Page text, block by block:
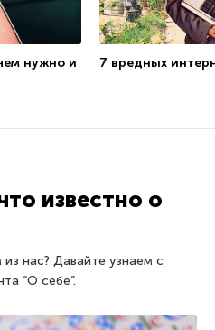
нужно и
7 вредных
известно о
нас? Давайте узнаем с
“О себе”.